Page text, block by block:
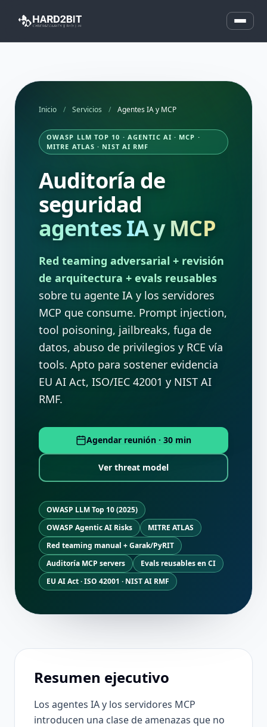
Inicio / Servicios / Agentes IA y MCP
OWASP LLM TOP 10 · AGENTIC AI · MCP ·
MITRE ATLAS · NIST AI RMF
Auditoría de
seguridad
agentes IA y MCP
Red teaming adversarial + revisión
de arquitectura + evals reusables
sobre tu agente IA y los servidores
MCP que consume. Prompt injection,
tool poisoning, jailbreaks, fuga de
datos, abuso de privilegios y RCE vía
tools. Apto para sostener evidencia
EU AI Act, ISO/IEC 42001 y NIST AI
RMF.
Agendar reunión · 30 min
Ver threat model
OWASP LLM Top 10 (2025)
OWASP Agentic AI Risks
MITRE ATLAS
Red teaming manual + Garak/PyRIT
Auditoría MCP servers
Evals reusables en CI
EU AI Act · ISO 42001 · NIST AI RMF
Resumen ejecutivo
Los agentes IA y los servidores MCP
introducen una clase de amenazas que no